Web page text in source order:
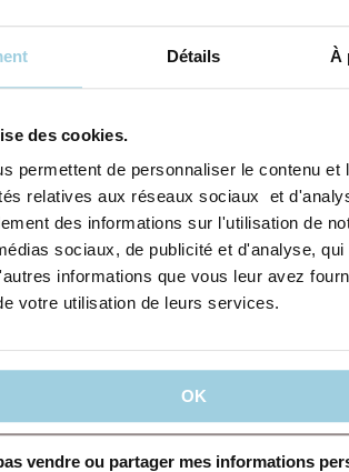
Détails À
des cookies.
permettent de personnaliser le contenu et
relatives aux réseaux sociaux et
des informations sur l'utilisation de
sociaux, de publicité et d'analyse,
informations que vous leur avez
votre utilisation de leurs services.
OK
vendre ou partager mes informations
Sauvegarder dans mon contenu